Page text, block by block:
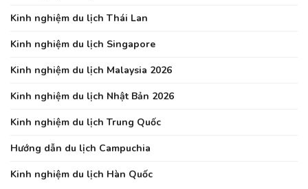
Kinh nghiệm du lịch Thái Lan
Kinh nghiệm du lịch Singapore
Kinh nghiệm du lịch Malaysia 2026
Kinh nghiệm du lịch Nhật Bản 2026
Kinh nghiệm du lịch Trung Quốc
Hướng dẫn du lịch Campuchia
Kinh nghiệm du lịch Hàn Quốc